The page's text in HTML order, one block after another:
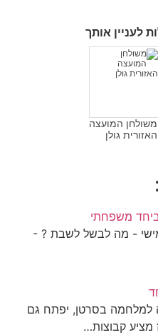
אותך
המועצה
גולן
משפחתי
- מה לבשל לשבת ? -
בסרטן, יפתח גם
קבוצות…